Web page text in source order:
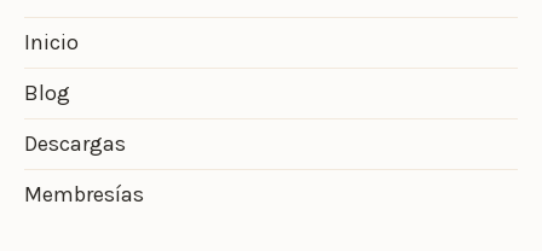
Inicio
Blog
Descargas
Membresías